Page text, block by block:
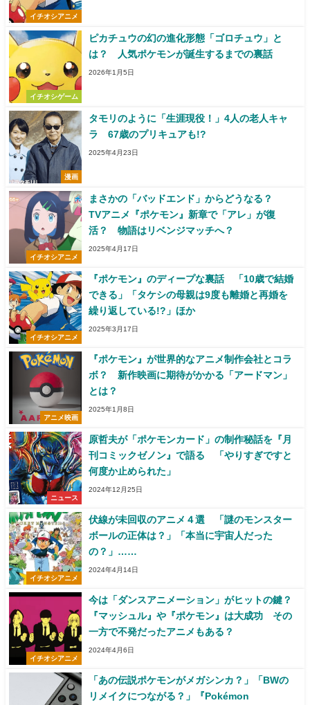
イチオシアニメ
イチオシゲーム
ピカチュウの幻の進化形態「ゴロチュウ」と
は？ 人気ポケモンが誕生するまでの裏話
2026年1月5日
漫画
タモリのように「生涯現役！」4人の老人キャ
ラ 67歳のプリキュアも!?
2025年4月23日
イチオシアニメ
まさかの「バッドエンド」からどうなる？
TVアニメ『ポケモン』新章で「アレ」が復
活？ 物語はリベンジマッチへ？
2025年4月17日
イチオシアニメ
『ポケモン』のディープな裏話 「10歳で結婚
できる」「タケシの母親は9度も離婚と再婚を
繰り返している!?」ほか
2025年3月17日
アニメ映画
『ポケモン』が世界的なアニメ制作会社とコラ
ボ？ 新作映画に期待がかかる「アードマン」
とは？
2025年1月8日
ニュース
原哲夫が「ポケモンカード」の制作秘話を『月
刊コミックゼノン』で語る 「やりすぎですと
何度か止められた」
2024年12月25日
イチオシアニメ
伏線が未回収のアニメ４選 「謎のモンスター
ボールの正体は？」「本当に宇宙人だった
の？」……
2024年4月14日
イチオシアニメ
今は「ダンスアニメーション」がヒットの鍵？
『マッシュル』や『ポケモン』は大成功 その
一方で不発だったアニメもある？
2024年4月6日
「あの伝説ポケモンがメガシンカ？」「BWの
リメイクにつながる？」『Pokémon